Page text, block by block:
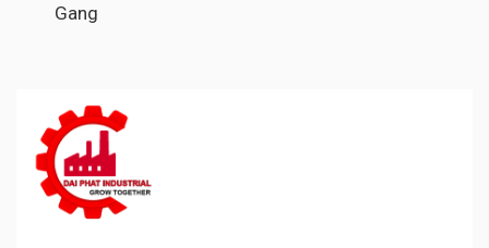
Gang